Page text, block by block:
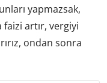
yapmazsak,
faizi artır, vergiyi
ondan sonra